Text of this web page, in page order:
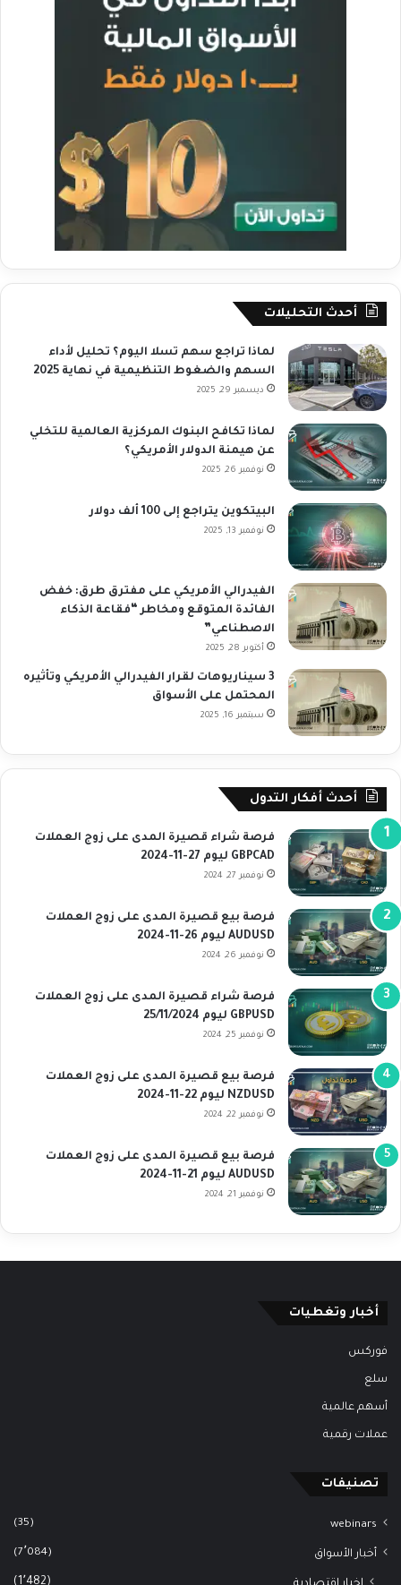
أحدث التحليلات
لماذا تراجع سهم تسلا اليوم؟ تحليل لأداء
السهم والضغوط التنظيمية في نهاية 2025
ديسمبر 29, 2025
لماذا تكافح البنوك المركزية العالمية للتخلي
عن هيمنة الدولار الأمريكي؟
نوفمبر 26, 2025
البيتكوين يتراجع إلى 100 ألف دولار
نوفمبر 13, 2025
الفيدرالي الأمريكي على مفترق طرق: خفض
الفائدة المتوقع ومخاطر “فقاعة الذكاء
الاصطناعي”
أكتوبر 28, 2025
3 سيناريوهات لقرار الفيدرالي الأمريكي وتأثيره
المحتمل على الأسواق
سبتمبر 16, 2025
أحدث أفكار التدول
فرصة شراء قصيرة المدى على زوج العملات
GBPCAD ليوم 27-11-2024
نوفمبر 27, 2024
فرصة بيع قصيرة المدى على زوج العملات
AUDUSD ليوم 26-11-2024
نوفمبر 26, 2024
فرصة شراء قصيرة المدى على زوج العملات
GBPUSD ليوم 25/11/2024
نوفمبر 25, 2024
فرصة بيع قصيرة المدى على زوج العملات
NZDUSD ليوم 22-11-2024
نوفمبر 22, 2024
فرصة بيع قصيرة المدى على زوج العملات
AUDUSD ليوم 21-11-2024
نوفمبر 21, 2024
أخبار وتغطيات
فوركس
سلع
أسهم عالمية
عملات رقمية
تصنيفات
webinars
(35)
أخبار الأسواق (7٬084)
(1٬482)